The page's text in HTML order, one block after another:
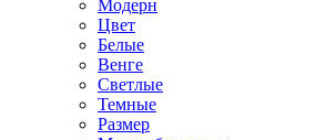
Модерн
Цвет
Белые
Венге
Светлые
Темные
Размер